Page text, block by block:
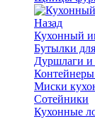
Назад
Кухонный
Бутылки
Дуршлаги и
Контейнеры
Миски
Сотейники
Кухонные